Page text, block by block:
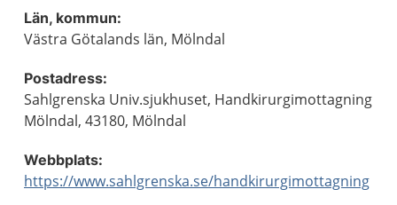
Län, kommun:
Västra Götalands län, Mölndal
Postadress:
Sahlgrenska Univ.sjukhuset, Handkirurgimottagning
Mölndal, 43180, Mölndal
Webbplats:
https://www.sahlgrenska.se/handkirurgimottagning